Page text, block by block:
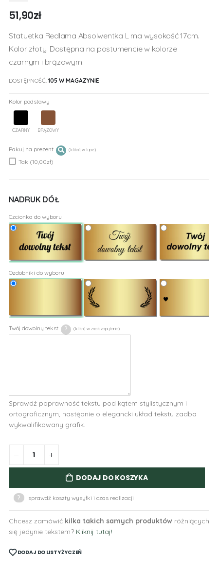
51,90zł
Statuetka Redlama Absolwentka L ma wysokość 17cm.
Kolor złoty. Dostępna na postumencie w kolorze
czarnym i brązowym.
DOSTĘPNOŚĆ: 105 W MAGAZYNIE
Kolor podstawy
CZARNY BRĄZOWY
Pakuj na prezent
Tak (10,00zł)
NADRUK DÓŁ
Czcionka do wyboru
Ozdobniki do wyboru
Twój dowolny tekst ?
Sprawdź poprawność tekstu pod kątem stylistycznym i
ortograficznym, następnie o elegancki układ tekstu zadba
wykwalifikowany grafik.
DODAJ DO KOSZYKA
? sprawdź koszty wysyłki i czas realizacji
Chcesz zamówić kilka takich samych produktówróżniących
się jedynie tekstem? Kliknij tutaj!
DODAJ DO LISTY ŻYCZEŃ